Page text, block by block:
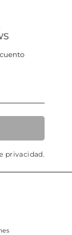
privacidad.